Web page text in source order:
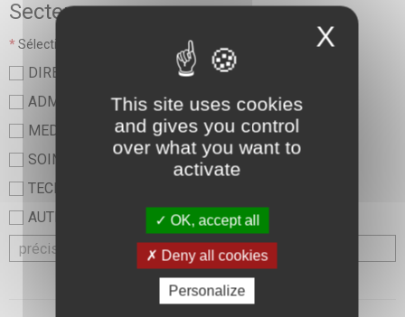
Secteur
*Sélectionner une valeur :
DIRECTION
ADMINISTRATIF
MEDICAL
SOINS ET PARAMEDICAL
TECHNIQUE ET LOGISTIQUE
AUTRE
X
This site uses cookies
and gives you control
over what you want to
activate
OK, accept all
Deny all cookies
Personalize